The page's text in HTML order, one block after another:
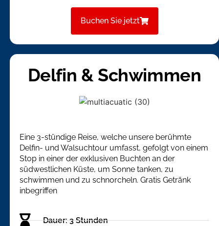
Buchen Sie jetzt
Delfin & Schwimmen
Eine 3-stündige Reise, welche unsere berühmte
Delfin- und Walsuchtour umfasst, gefolgt von einem
Stop in einer der exklusiven Buchten an der
südwestlichen Küste, um Sonne tanken, zu
schwimmen und zu schnorcheln. Gratis Getränk
inbegriffen
Dauer: 3 Stunden